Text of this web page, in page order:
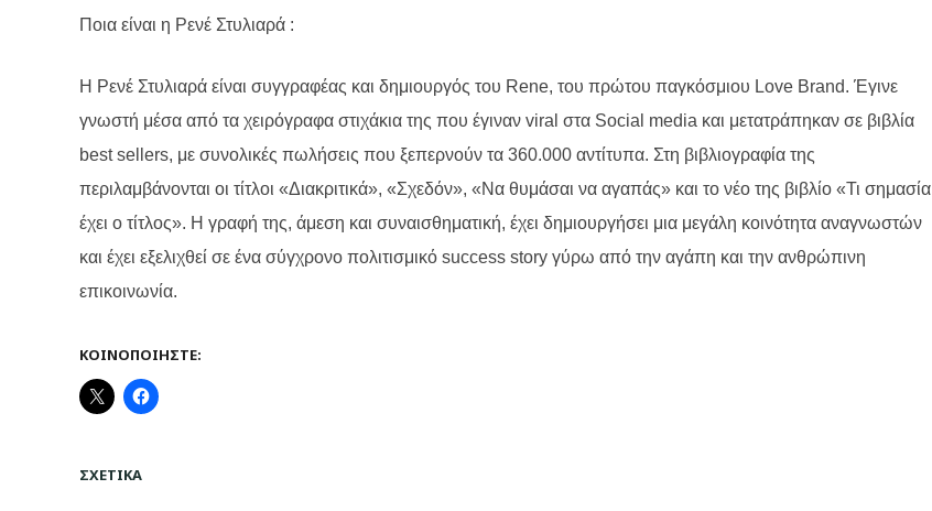
Ποια είναι η Ρενέ Στυλιαρά :
Η Ρενέ Στυλιαρά είναι συγγραφέας και δημιουργός του Rene, του πρώτου παγκόσμιου Love Brand. Έγινε
γνωστή μέσα από τα χειρόγραφα στιχάκια της που έγιναν viral στα Social media και μετατράπηκαν σε βιβλία
best sellers, με συνολικές πωλήσεις που ξεπερνούν τα 360.000 αντίτυπα. Στη βιβλιογραφία της
περιλαμβάνονται οι τίτλοι «Διακριτικά», «Σχεδόν», «Να θυμάσαι να αγαπάς» και το νέο της βιβλίο «Τι σημασία
έχει ο τίτλος». Η γραφή της, άμεση και συναισθηματική, έχει δημιουργήσει μια μεγάλη κοινότητα αναγνωστών
και έχει εξελιχθεί σε ένα σύγχρονο πολιτισμικό success story γύρω από την αγάπη και την ανθρώπινη
επικοινωνία.
ΚΟΙΝΟΠΟΙΉΣΤΕ:
ΣΧΕΤΙΚΆ